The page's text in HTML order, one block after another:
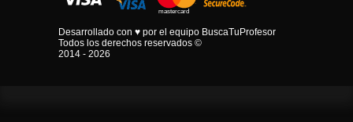
Desarrollado con ♥ por el equipo BuscaTuProfesor
Todos los derechos reservados ©
2014 - 2026